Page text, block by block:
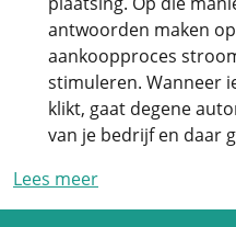
antwoorden maken
aankoopproces
stimuleren. Wanneer
klikt, gaat degene
van je bedrijf en daar
Lees meer